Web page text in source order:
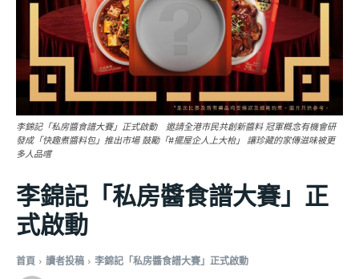
李錦記「私房醬食譜大賽」正式啟動 邀請全港市民共創新醬料 冠軍概念有機會研
發成「快趣煮醬料包」推出市場 鼓勵「#擺屋企人上大枱」 讓珍藏的家傳滋味被更
多人品嚐
李錦記「私房醬食譜大賽」正
式啟動
首頁 讀者投稿 李錦記「私房醬食譜大賽」正式啟動